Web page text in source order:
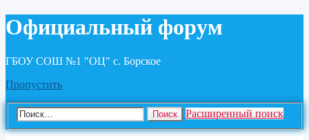
Официальный форум
ГБОУ СОШ №1 "ОЦ" с. Борское
Пропустить
Поиск Расширенный поиск